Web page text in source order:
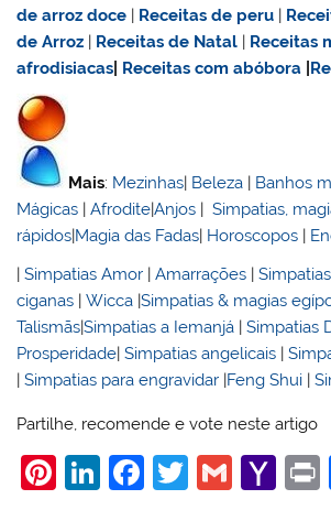
dearroz doce | Receitas de peru |
de Arroz | Receitas de Natal | Receitas
afrodisiacas Receitas com abóbora
Mais: Mezinhas| Beleza | Banhos
Mágicas |Afrodite|Anjos |Simpatias,
rápidos|Magia das Fadas| Horoscopos |
|Simpatias Amor |Amarrações |Simpatias
ciganas |Wicca |Simpatias & magias
Talismãs|Simpatias a Iemanjá |Simpatias
Prosperidade |Simpatias angelicais |
|Simpatias para engravidar Feng Shui |
Partilhe, recomende e vote neste artigo
Pi Li F
T
G
Y